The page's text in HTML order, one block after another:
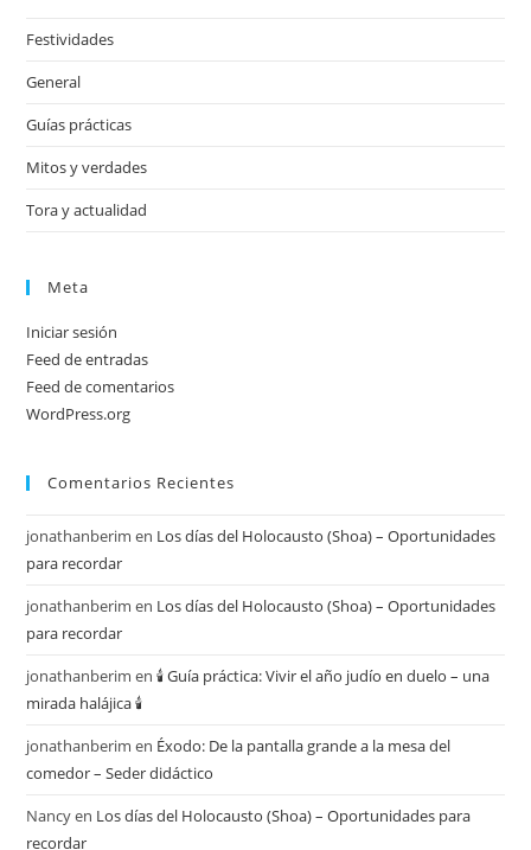
Festividades
General
Guías prácticas
Mitos y verdades
Tora y actualidad
Meta
Iniciar sesión
Feed de entradas
Feed de comentarios
WordPress.org
Comentarios Recientes
jonathanberim en Los días del Holocausto (Shoa) – Oportunidades
para recordar
jonathanberim en Los días del Holocausto (Shoa) – Oportunidades
para recordar
jonathanberim en🕯️ Guía práctica: Vivir el año judío en duelo – una
mirada halájica 🕯️
jonathanberim en Éxodo: De la pantalla grande a la mesa del
comedor – Seder didáctico
Nancyen Los días del Holocausto (Shoa) – Oportunidades para
recordar